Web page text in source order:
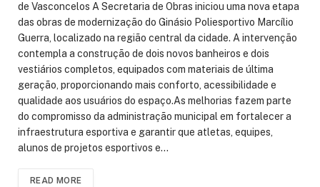
de Vasconcelos A Secretaria de Obras iniciou uma nova etapa
das obras de modernização do Ginásio Poliesportivo Marcílio
Guerra, localizado na região central da cidade. A intervenção
contempla a construção de dois novos banheiros e dois
vestiários completos, equipados com materiais de última
geração, proporcionando mais conforto, acessibilidade e
qualidade aos usuários do espaço.As melhorias fazem parte
do compromisso da administração municipal em fortalecer a
infraestrutura esportiva e garantir que atletas, equipes,
alunos de projetos esportivos e…
READ MORE